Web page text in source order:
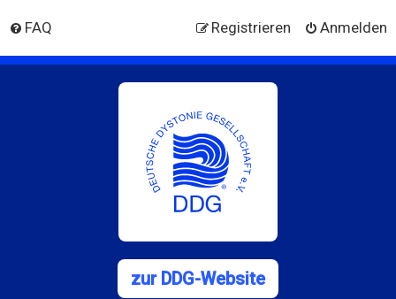
FAQ Anmelden
Registrieren
zur DDG-Website